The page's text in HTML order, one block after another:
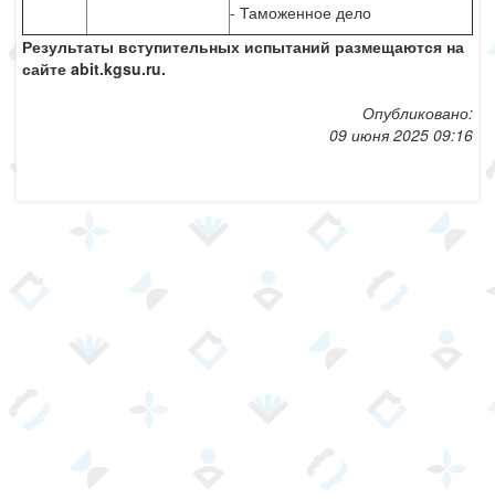
- Таможенное дело
Результаты вступительных испытаний размещаются на
сайте abit.kgsu.ru.
Опубликовано:
09 июня 2025 09:16